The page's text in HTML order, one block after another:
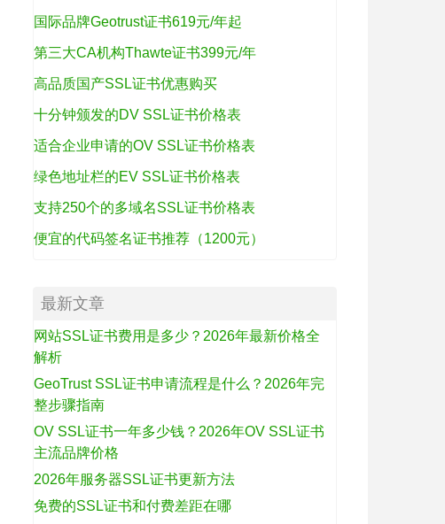
国际品牌Geotrust证书619元/年起
第三大CA机构Thawte证书399元/年
高品质国产SSL证书优惠购买
十分钟颁发的DV SSL证书价格表
适合企业申请的OV SSL证书价格表
绿色地址栏的EV SSL证书价格表
支持250个的多域名SSL证书价格表
便宜的代码签名证书推荐（1200元）
最新文章
网站SSL证书费用是多少？2026年最新价格全
解析
GeoTrust SSL证书申请流程是什么？2026年完
整步骤指南
OV SSL证书一年多少钱？2026年OV SSL证书
主流品牌价格
2026年服务器SSL证书更新方法
免费的SSL证书和付费差距在哪